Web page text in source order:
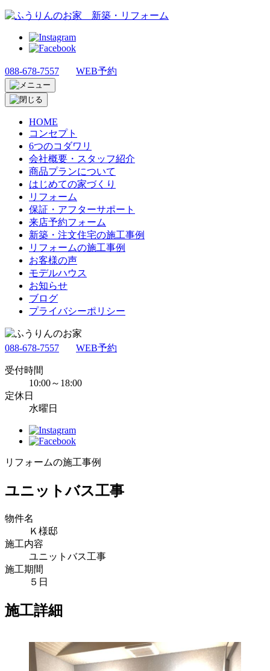
088-678-7557 WEB予約
HOME
コンセプト
6つのコダワリ
会社概要・スタッフ紹介
商品プランについて
はじめての家づくり
リフォーム
保証・アフターサポート
来店予約フォーム
新築・注文住宅の施工事例
リフォームの施工事例
お客様の声
モデルハウス
お知らせ
ブログ
プライバシーポリシー
088-678-7557 WEB予約
受付時間
10:00～18:00
定休日
水曜日
リフォームの施工事例
ユニットバス工事
物件名
Ｋ様邸
施工内容
ユニットバス工事
施工期間
５日
施工詳細